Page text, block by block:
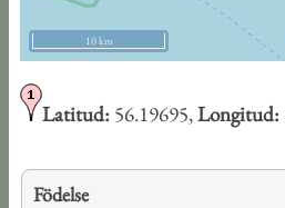
10 km
Latitud: 56.19695,Longitud:
Födelse